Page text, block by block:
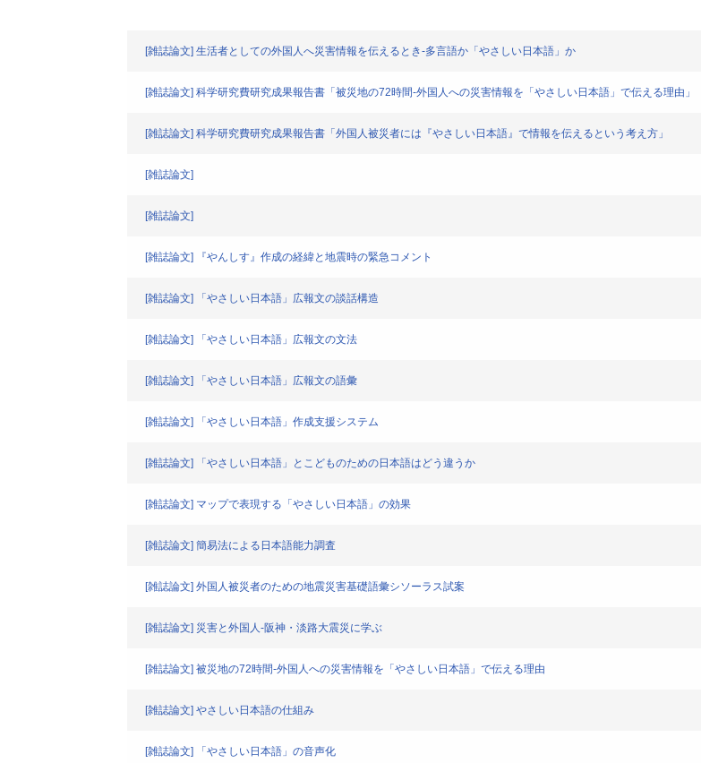
[雑誌論文] 生活者としての外国人へ災害情報を伝えるとき-多言語か「やさしい日本語」か
[雑誌論文] 科学研究費研究成果報告書「被災地の72時間-外国人への災害情報を「やさしい日本語」で伝える理由」
[雑誌論文] 科学研究費研究成果報告書「外国人被災者には『やさしい日本語』で情報を伝えるという考え方」
[雑誌論文]
[雑誌論文]
[雑誌論文] 『やんしす』作成の経緯と地震時の緊急コメント
[雑誌論文] 「やさしい日本語」広報文の談話構造
[雑誌論文] 「やさしい日本語」広報文の文法
[雑誌論文] 「やさしい日本語」広報文の語彙
[雑誌論文] 「やさしい日本語」作成支援システム
[雑誌論文] 「やさしい日本語」とこどものための日本語はどう違うか
[雑誌論文] マップで表現する「やさしい日本語」の効果
[雑誌論文] 簡易法による日本語能力調査
[雑誌論文] 外国人被災者のための地震災害基礎語彙シソーラス試案
[雑誌論文] 災害と外国人-阪神・淡路大震災に学ぶ
[雑誌論文] 被災地の72時間-外国人への災害情報を「やさしい日本語」で伝える理由
[雑誌論文] やさしい日本語の仕組み
[雑誌論文] 「やさしい日本語」の音声化